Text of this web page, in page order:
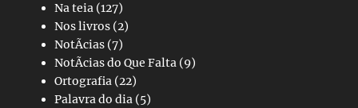
Na teia (127)
Nos livros (2)
NotÃ­cias (7)
NotÃ­cias do Que Falta (9)
Ortografia (22)
Palavra do dia (5)